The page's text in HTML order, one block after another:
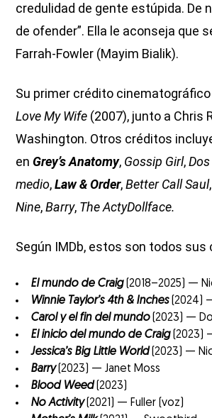
credulidad de gente estúpida. De
de ofender”. Ella le aconseja que
Farrah-Fowler (Mayim Bialik).
Su primer crédito
Love My Wife (2007), junto a Chris
Washington. Otros créditos
en Grey’s Anatomy, Gossip Girl,
medio,Law & Order,Better Call Saul
Nine,Barry, The ActyDollface.
Según IMDb, estos son todos sus
El mundo de Craig(2018–2025) —
Winnie Taylor’s 4th & Inches(2024)
Carol y el fin del mundo(2023) —
El inicio del mundo de Craig(2023)
Jessica’s Big Little World(2023) —
Barry(2023) — Janet Moss
Blood Weed(2023)
No Activity(2021) — Fuller (voz)